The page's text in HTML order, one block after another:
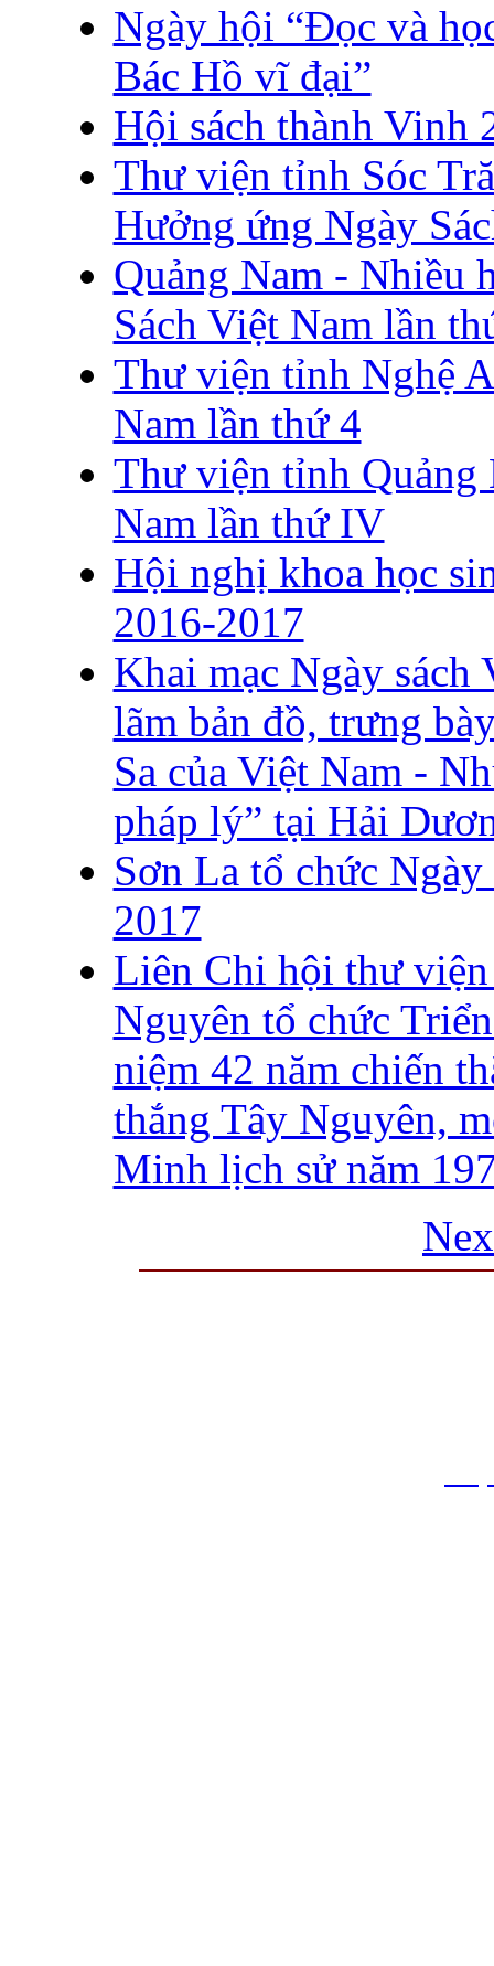
Ngày hội “Đọc và
Bác Hồ vĩ đại”
Hội sách thành Vinh
Thư viện tỉnh Sóc
Hưởng ứng Ngày
Quảng Nam - Nhiều
Sách Việt Nam lần
Thư viện tỉnh Nghệ
Nam lần thứ 4
Thư viện tỉnh Quảng
Nam lần thứ IV
Hội nghị khoa học
2016-2017
Khai mạc Ngày sách
lãm bản đồ, trưng
Sa của Việt Nam -
pháp lý” tại Hải
Sơn La tổ chức
2017
Liên Chi hội thư
Nguyên tổ chức
niệm 42 năm chiến
thắng Tây Nguyên,
Minh lịch sử năm